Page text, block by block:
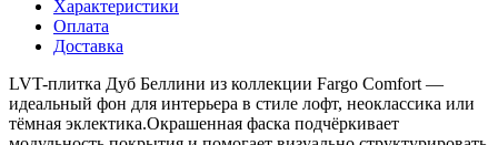
Характеристики
Оплата
Доставка
LVT-плитка Дуб Беллини из коллекции Fargo Comfort —
идеальный фон для интерьера в стиле лофт, неоклассика или
тёмная эклектика.Окрашенная фаска подчёркивает